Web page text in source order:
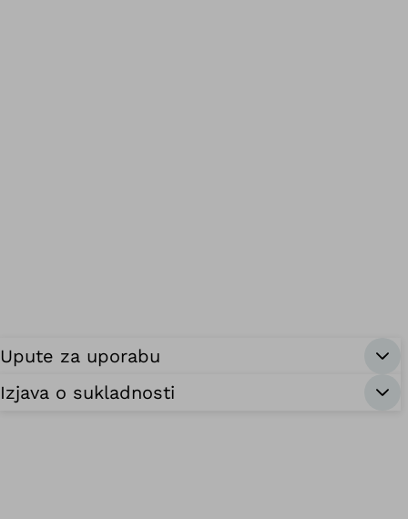
Upute za uporabu
Izjava o sukladnosti